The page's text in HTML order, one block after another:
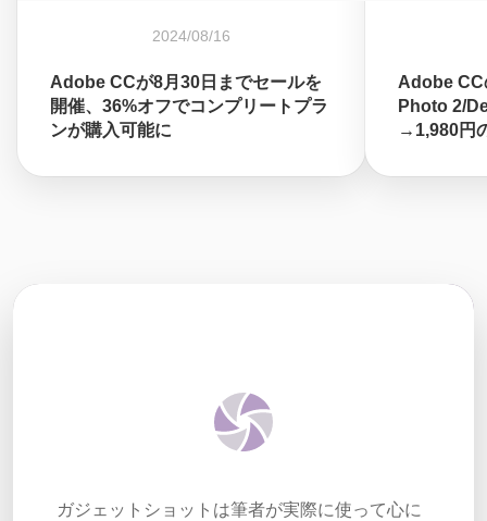
2024/08/16
Adobe CCが8月30日までセールを
開催、36%オフでコンプリートプラ
ンが購入可能に
Adobe
Photo 2/
→1,980円
ガジェットショットは筆者が実際に使って心に